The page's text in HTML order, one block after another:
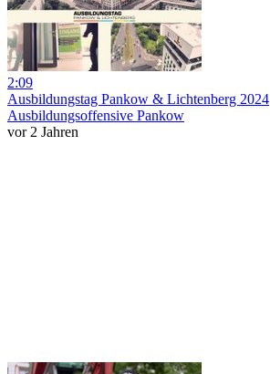
2:09
Ausbildungstag Pankow & Lichtenberg 2024
Ausbildungsoffensive Pankow
vor 2 Jahren